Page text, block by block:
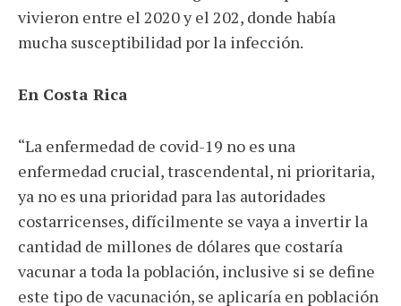
vivieron entre el 2020 y el 202, donde había
mucha susceptibilidad por la infección.
En Costa Rica
“La enfermedad de covid-19 no es una
enfermedad crucial, trascendental, ni prioritaria,
ya no es una prioridad para las autoridades
costarricenses, difícilmente se vaya a invertir la
cantidad de millones de dólares que costaría
vacunar a toda la población, inclusive si se define
este tipo de vacunación, se aplicaría en población